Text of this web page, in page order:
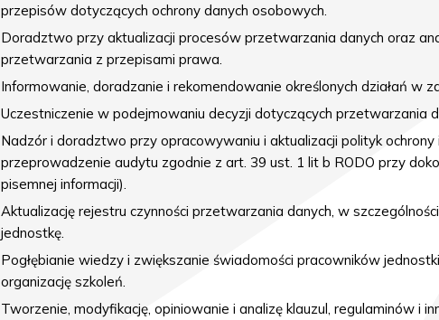
przepisów dotyczących ochrony danych osobowych.
Doradztwo przy aktualizacji procesów przetwarzania danych oraz
przetwarzania z przepisami prawa.
Informowanie, doradzanie i rekomendowanie określonych działań w
Uczestniczenie w podejmowaniu decyzji dotyczących przetwarzania
Nadzór i doradztwo przy opracowywaniu i aktualizacji polityk
przeprowadzenie audytu zgodnie z art. 39 ust. 1 lit b RODO przy
pisemnej informacji).
Aktualizację rejestru czynności przetwarzania danych, w
jednostkę.
Pogłębianie wiedzy i zwiększanie świadomości pracowników
organizację szkoleń.
Tworzenie, modyfikację, opiniowanie i analizę klauzul, regulaminów i